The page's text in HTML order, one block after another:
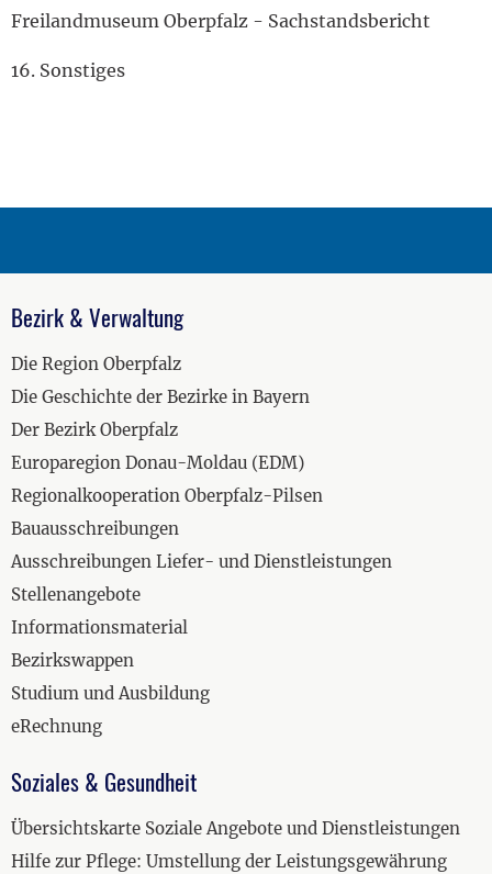
Freilandmuseum Oberpfalz - Sachstandsbericht
16. Sonstiges
Bezirk & Verwaltung
Die Region Oberpfalz
Die Geschichte der Bezirke in Bayern
Der Bezirk Oberpfalz
Europaregion Donau-Moldau (EDM)
Regionalkooperation Oberpfalz-Pilsen
Bauausschreibungen
Ausschreibungen Liefer- und Dienstleistungen
Stellenangebote
Informationsmaterial
Bezirkswappen
Studium und Ausbildung
eRechnung
Soziales & Gesundheit
Übersichtskarte Soziale Angebote und Dienstleistungen
Hilfe zur Pflege: Umstellung der Leistungsgewährung